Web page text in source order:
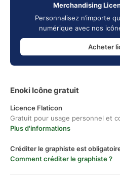
Merchandising
Personnalisez n’importe
numérique avec nos
Acheter
Enoki Icône gratuit
Licence Flaticon
Gratuit pour usage personnel et
Plus d'informations
Créditer le graphiste est
Comment créditer le graphiste ?